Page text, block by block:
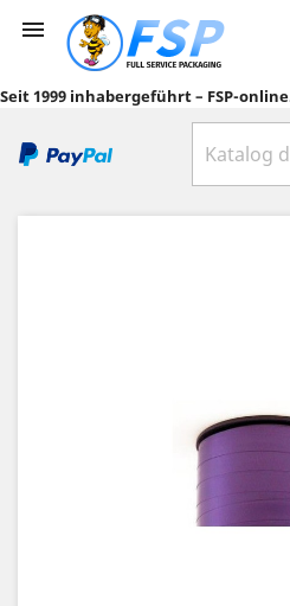

Seit 1999 inhabergeführt – FSP-